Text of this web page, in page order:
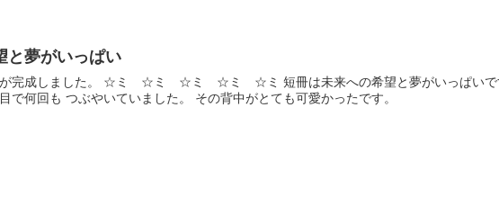
と夢がいっぱい
が完成しました。 ☆ミ ☆ミ ☆ミ ☆ミ ☆ミ 短冊は未来への希望と夢がいっぱいです
で何回も つぶやいていました。 その背中がとても可愛かったです。